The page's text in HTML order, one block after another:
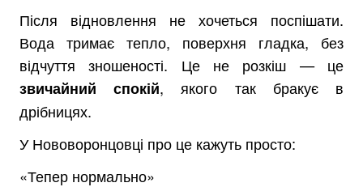
Після відновлення не хочеться поспішати.
Вода тримає тепло, поверхня гладка, без
відчуття зношеності. Це не розкіш — це
звичайний спокій, якого так бракує в
дрібницях.
У Нововоронцовці про це кажуть просто:
«Тепер нормально»